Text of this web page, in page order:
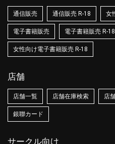
通信販売 通信販売 R-18 女
電子書籍販売 電子書籍販売 R-18
女性向け電子書籍販売 R-18
店舗
店舗一覧 店舗在庫検索 店
銀聯カード
サークル向け